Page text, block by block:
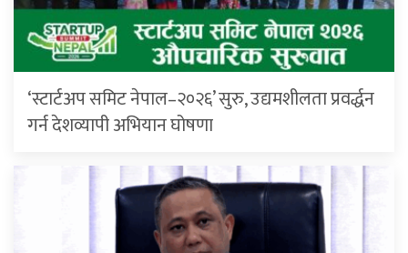
‘स्टार्टअप समिट नेपाल–२०२६’ सुरु, उद्यमशीलता प्रवर्द्धन
गर्न देशव्यापी अभियान घोषणा